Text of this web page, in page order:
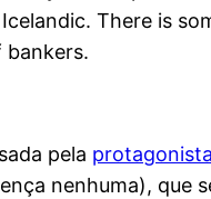
There is
bankers.
pela protagonista
nenhuma), que